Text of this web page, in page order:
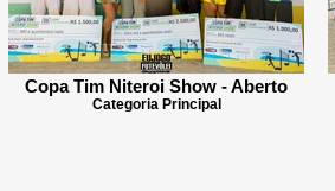
Copa Tim Niteroi Show - Aberto
Categoria Principal